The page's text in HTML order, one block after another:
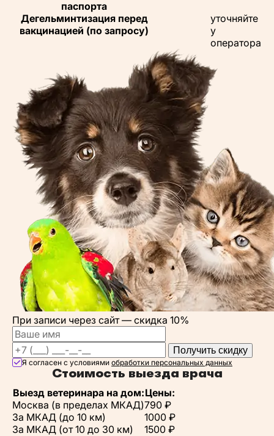
паспорта
Дегельминтизация перед
вакцинацией (по запросу)
уточняйте
у
оператора
При записи через сайт — скидка 10%
Получить скидку
Я согласен с условиями обработки персональных данных
Стоимость выезда врача
Выезд ветеринара на дом:Цены:
Москва (в пределах МКАД)790 ₽
За МКАД (до 10 км)
1000 ₽
За МКАД (от 10 до 30 км)
1500 ₽